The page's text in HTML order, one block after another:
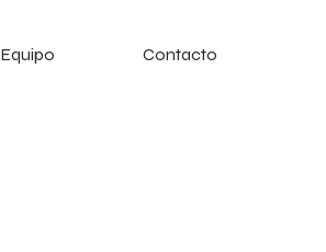
Equipo Contacto